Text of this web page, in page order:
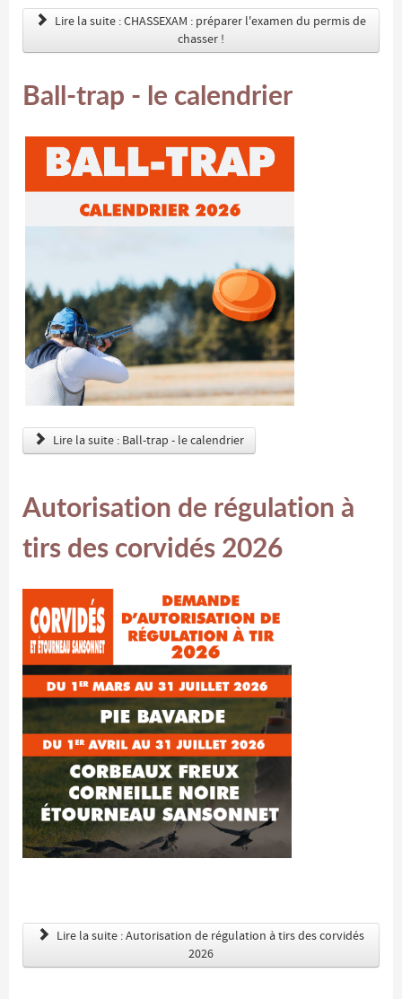
Lire la suite : CHASSEXAM : préparer l'examen du permis de
chasser !
Ball-trap - le calendrier
Lire la suite : Ball-trap - le calendrier
Autorisation de régulation à
tirs des corvidés 2026
Lire la suite : Autorisation de régulation à tirs des corvidés
2026